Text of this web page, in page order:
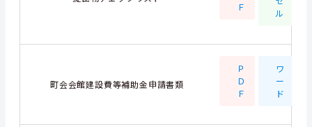
Ｆ
ル
町会会館建設費等補助金申請書類
Ｐ
Ｄ
Ｆ
ワ
ー
ド